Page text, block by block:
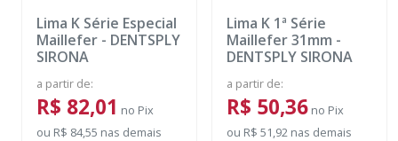
Lima K Série Especial
Maillefer - DENTSPLY
SIRONA
a partir de:
R$ 82,01 no Pix
ou R$ 84,55 nas demais
Lima K 1ª Série
Maillefer 31mm -
DENTSPLY SIRONA
a partir de:
R$ 50,36 no Pix
ou R$ 51,92 nas demais